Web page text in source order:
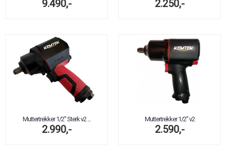
9.490,- 2.250,-
Muttertrekker 1/2" Sterk v2 ...
2.990,-
Muttertrekker 1/2" v2
2.590,-